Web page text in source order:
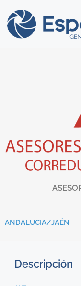
ANDALUCIA/JAÉN
Descripción